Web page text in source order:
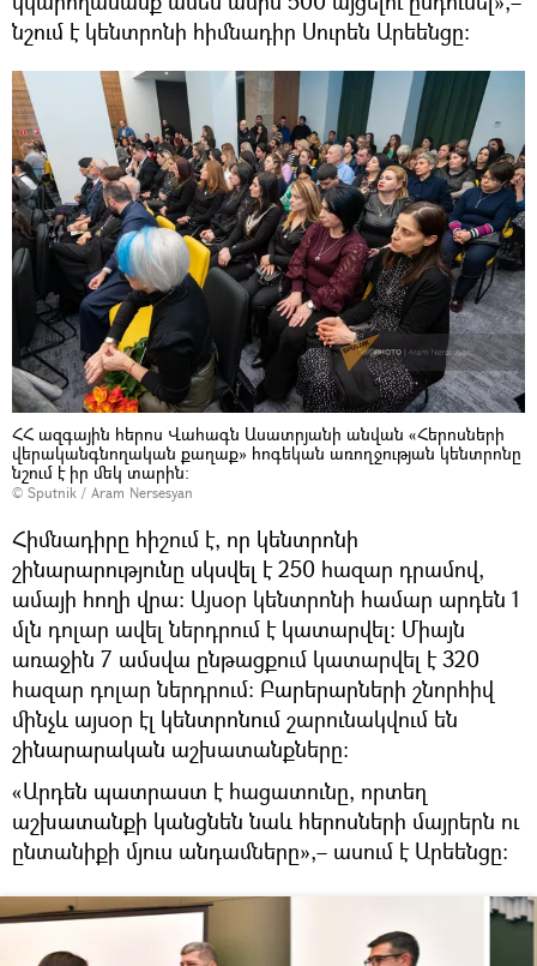
նշում է կենտրոնի հիմնադիր Սուրեն Արեենցը։
ՀՀ ազգային հերոս Վահագն Ասատրյանի անվան «Հերոսների
վերականգնողական քաղաք» հոգեկան առողջության կենտրոնը
նշում է իր մեկ տարին։
© Sputnik / Aram Nersesyan
Հիմնադիրը հիշում է, որ կենտրոնի
շինարարությունը սկսվել է 250 հազար դրամով,
ամայի հողի վրա։ Այսօր կենտրոնի համար արդեն 1
մլն դոլար ավել ներդրում է կատարվել։ Միայն
առաջին 7 ամսվա ընթացքում կատարվել է 320
հազար դոլար ներդրում։ Բարերարների շնորհիվ
մինչև այսօր էլ կենտրոնում շարունակվում են
շինարարական աշխատանքները։
«Արդեն պատրաստ է հացատունը, որտեղ
աշխատանքի կանցնեն նաև հերոսների մայրերն ու
ընտանիքի մյուս անդամները»,– ասում է Արեենցը։